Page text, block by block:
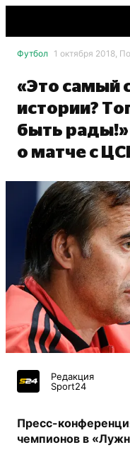
Футбол 1 октября 2018,
«Это самый
истории?
быть рады!»
о матче с
Редакция
Sport24
Пресс-
чемпионов в